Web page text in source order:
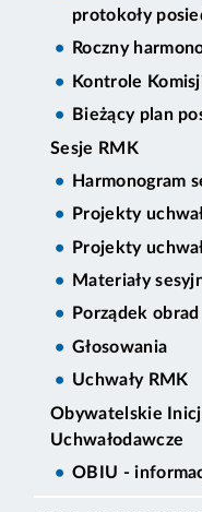
protokoły
Roczny
Kontrole
Bieżący plan
Sesje RMK
Harmonogram
Projekty
Projekty
Materiały
Porządek obrad
Głosowania
Uchwały RMK
Obywatelskie
Uchwałodawcze
OBIU -